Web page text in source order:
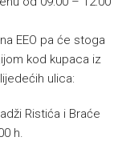
EEO pa će stoga
kod kupaca iz
ulica:
Ristića i Braće
h.